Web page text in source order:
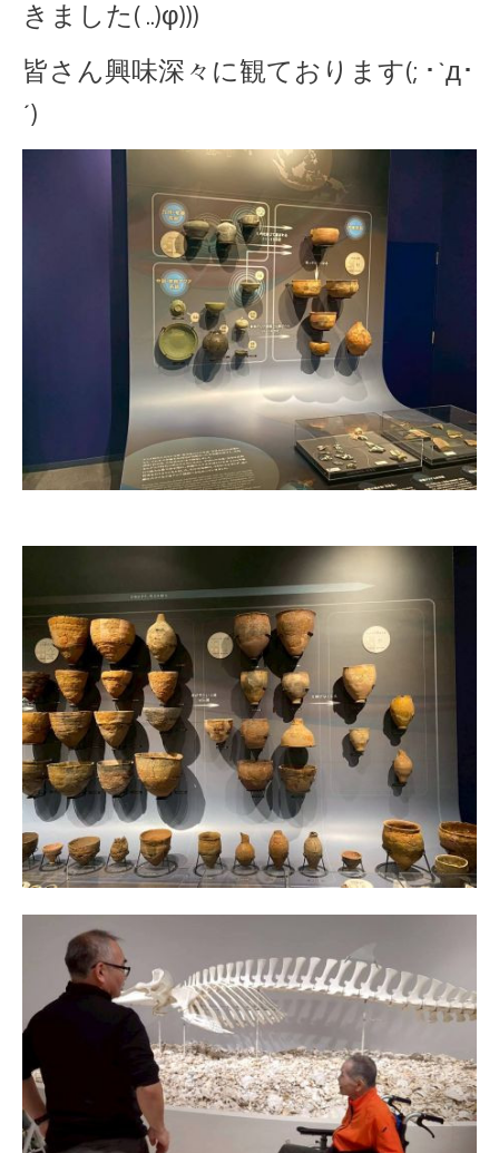
きました( ..)φ)))
皆さん興味深々に観ております(; ･`д･
´)